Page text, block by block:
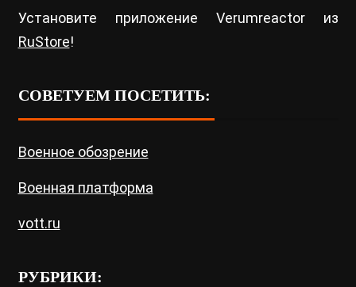
Установите приложение Verumreactor из
RuStore!
СОВЕТУЕМ ПОСЕТИТЬ:
Военное обозрение
Военная платформа
vott.ru
РУБРИКИ: